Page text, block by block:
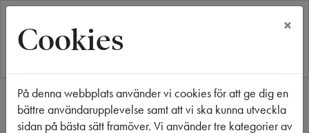
Start Våra fastigheter Borås Hevea 4
Cookies ×
På denna webbplats använder vi cookies för att ge dig en
bättre användarupplevelse samt att vi ska kunna utveckla
sidan på bästa sätt framöver. Vi använder tre kategorier av